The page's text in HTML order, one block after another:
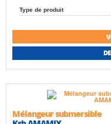
Type de produit
Mélangeur submersible